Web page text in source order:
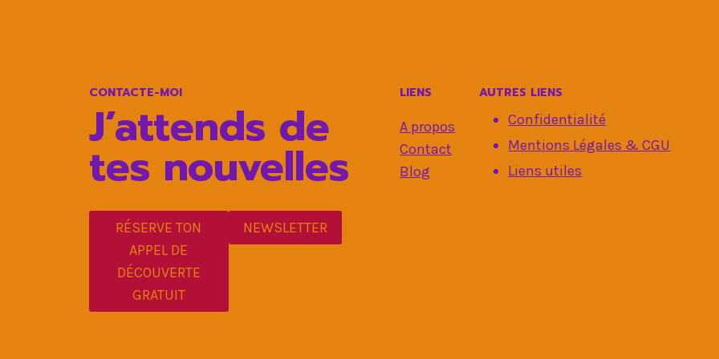
CONTACTE-MOI
J’attends de
tes nouvelles
RÉSERVE TON
APPEL DE
DÉCOUVERTE
GRATUIT
NEWSLETTER
LIENS
A propos
Contact
Blog
AUTRES LIENS
Confidentialité
Mentions Légales & CGU
Liens utiles